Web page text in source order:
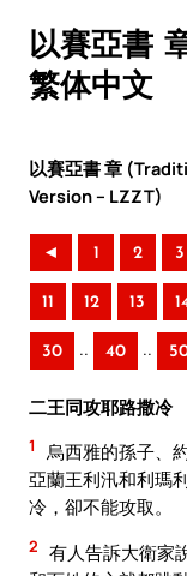
以賽亞書
繁体中文
以賽亞書 章
Version – LZZT)
◄ 1 2 3
11 12 13
30 .. 40 ..
二王同攻耶路撒冷
1
烏西雅的孫子、
亞蘭王利汛和利瑪
冷，卻不能攻取。
2 有人告訴大衛家